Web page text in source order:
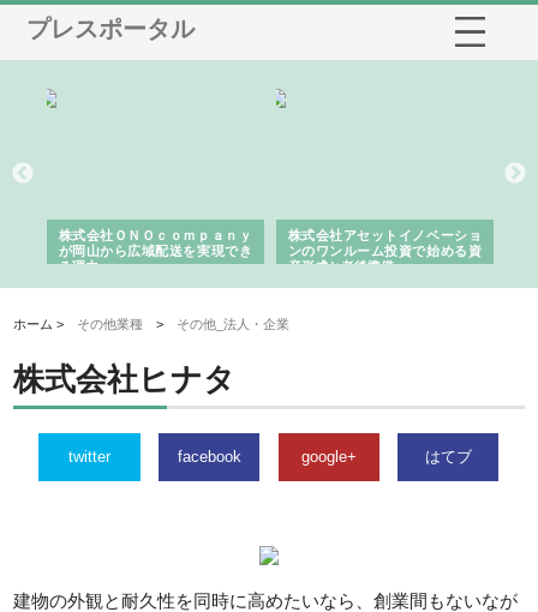
プレスポータル
株式会社ＯＮＯｃｏｍｐａｎｙ
が岡山から広域配送を実現でき
る理由
株式会社アセットイノベーショ
ンのワンルーム投資で始める資
産形成と老後準備
ホーム > その他業種 > その他_法人・企業
株式会社ヒナタ
twitter facebook google+ はてブ
建物の外観と耐久性を同時に高めたいなら、創業間もないなが